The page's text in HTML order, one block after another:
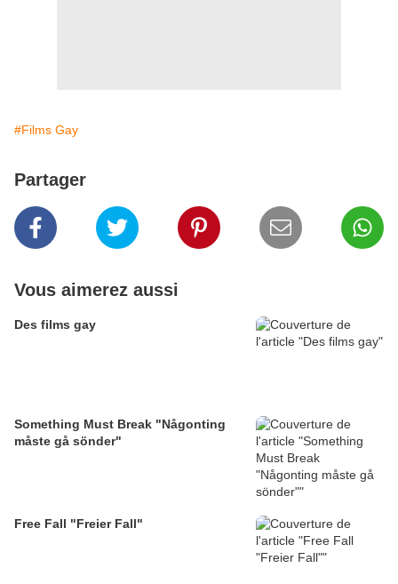
#Films Gay
Partager
Vous aimerez aussi
Des films gay
Something Must Break "Någonting
måste gå sönder"
Free Fall "Freier Fall"